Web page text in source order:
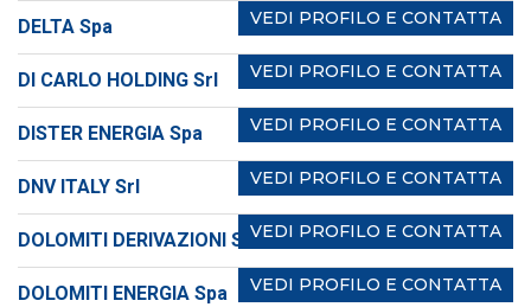
VEDI PROFILO E CONTATTA
DELTA Spa
VEDI PROFILO E CONTATTA
DI CARLO HOLDING Srl
VEDI PROFILO E CONTATTA
DISTER ENERGIA Spa
VEDI PROFILO E CONTATTA
DNV ITALY Srl
VEDI PROFILO E CONTATTA
DOLOMITI DERIVAZIONI Srl
VEDI PROFILO E CONTATTA
DOLOMITI ENERGIA Spa